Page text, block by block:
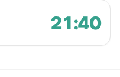
21:40